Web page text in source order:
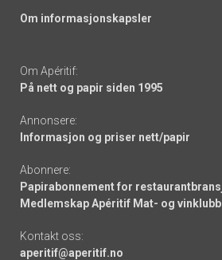
Om informasjonskapsler
Om Apéritif:
På nett og papir siden 1995
Annonsere:
Informasjon og priser nett/papir
Abonnere:
Papirabonnement for
Medlemskap Apéritif Mat- og vinklubb
Kontakt oss:
aperitif@aperitif.no